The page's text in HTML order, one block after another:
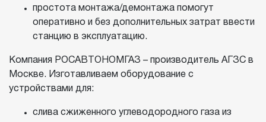
простота монтажа/демонтажа помогут
оперативно и без дополнительных затрат ввести
станцию в эксплуатацию.
Компания РОСАВТОНОМГАЗ – производитель АГЗС в
Москве. Изготавливаем оборудование с
устройствами для:
слива сжиженного углеводородного газа из